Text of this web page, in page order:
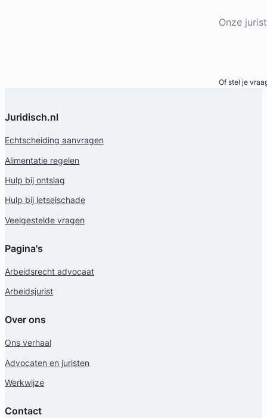
Onze
Of stel je
Juridisch.nl
Echtscheiding aanvragen
Alimentatie regelen
Hulp bij ontslag
Hulp bij letselschade
Veelgestelde vragen
Pagina's
Arbeidsrecht advocaat
Arbeidsjurist
Over ons
Ons verhaal
Advocaten en juristen
Werkwijze
Contact